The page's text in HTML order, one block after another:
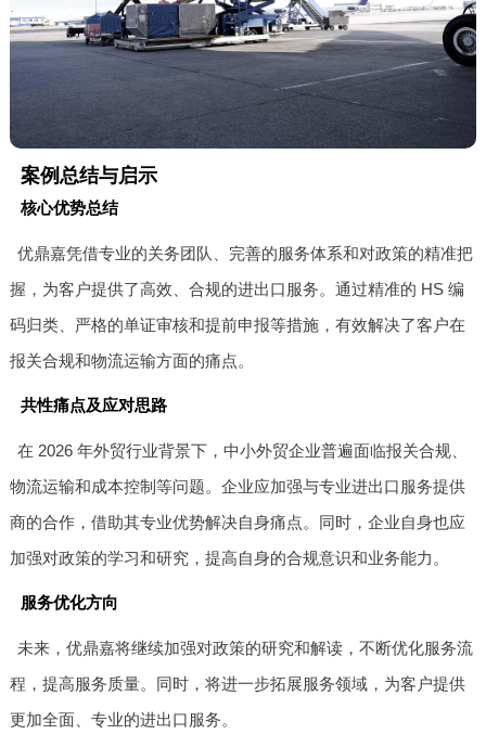
案例总结与启示
核心优势总结
优鼎嘉凭借专业的关务团队、完善的服务体系和对政策的精准把
握，为客户提供了高效、合规的进出口服务。通过精准的 HS 编
码归类、严格的单证审核和提前申报等措施，有效解决了客户在
报关合规和物流运输方面的痛点。
共性痛点及应对思路
在 2026 年外贸行业背景下，中小外贸企业普遍面临报关合规、
物流运输和成本控制等问题。企业应加强与专业进出口服务提供
商的合作，借助其专业优势解决自身痛点。同时，企业自身也应
加强对政策的学习和研究，提高自身的合规意识和业务能力。
服务优化方向
未来，优鼎嘉将继续加强对政策的研究和解读，不断优化服务流
程，提高服务质量。同时，将进一步拓展服务领域，为客户提供
更加全面、专业的进出口服务。